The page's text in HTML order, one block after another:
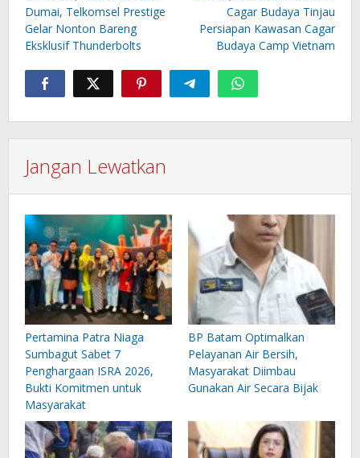
Dumai, Telkomsel Prestige
Gelar Nonton Bareng
Eksklusif Thunderbolts
Cagar Budaya Tinjau
Persiapan Kawasan Cagar
Budaya Camp Vietnam
Jangan Lewatkan
Pertamina Patra Niaga
Sumbagut Sabet 7
Penghargaan ISRA 2026,
Bukti Komitmen untuk
Masyarakat
BP Batam Optimalkan
Pelayanan Air Bersih,
Masyarakat Diimbau
Gunakan Air Secara Bijak